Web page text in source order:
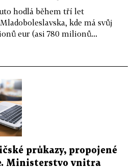
hodlá během tří let
kde má svůj
eur (asi 780 milionů...
průkazy, propojené
Ministerstvo vnitra